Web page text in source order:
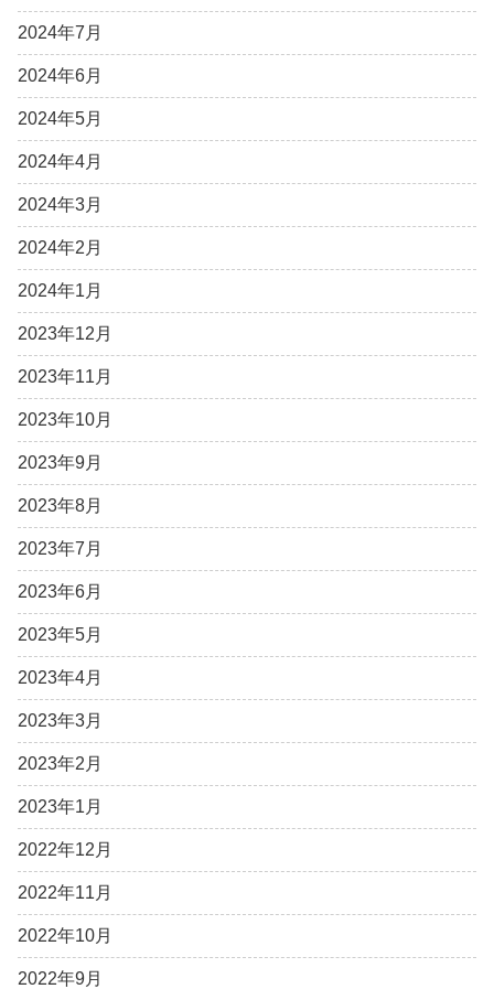
2024年7月
2024年6月
2024年5月
2024年4月
2024年3月
2024年2月
2024年1月
2023年12月
2023年11月
2023年10月
2023年9月
2023年8月
2023年7月
2023年6月
2023年5月
2023年4月
2023年3月
2023年2月
2023年1月
2022年12月
2022年11月
2022年10月
2022年9月